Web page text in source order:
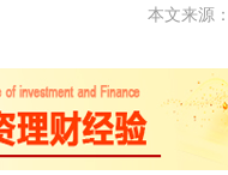
本文来源：